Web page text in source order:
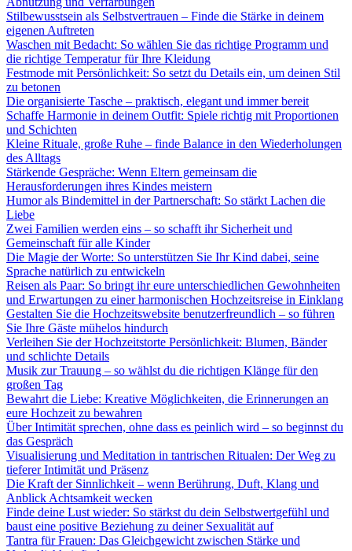
Stilbewusstsein als Selbstvertrauen – Finde die Stärke in deinem
eigenen Auftreten
Waschen mit Bedacht: So wählen Sie das richtige Programm und
die richtige Temperatur für Ihre Kleidung
Festmode mit Persönlichkeit: So setzt du Details ein, um deinen Stil
zu betonen
Die organisierte Tasche – praktisch, elegant und immer bereit
Schaffe Harmonie in deinem Outfit: Spiele richtig mit Proportionen
und Schichten
Kleine Rituale, große Ruhe – finde Balance in den Wiederholungen
des Alltags
Stärkende Gespräche: Wenn Eltern gemeinsam die
Herausforderungen ihres Kindes meistern
Humor als Bindemittel in der Partnerschaft: So stärkt Lachen die
Liebe
Zwei Familien werden eins – so schafft ihr Sicherheit und
Gemeinschaft für alle Kinder
Die Magie der Worte: So unterstützen Sie Ihr Kind dabei, seine
Sprache natürlich zu entwickeln
Reisen als Paar: So bringt ihr eure unterschiedlichen Gewohnheiten
und Erwartungen zu einer harmonischen Hochzeitsreise in Einklang
Gestalten Sie die Hochzeitswebsite benutzerfreundlich – so führen
Sie Ihre Gäste mühelos hindurch
Verleihen Sie der Hochzeitstorte Persönlichkeit: Blumen, Bänder
und schlichte Details
Musik zur Trauung – so wählst du die richtigen Klänge für den
großen Tag
Bewahrt die Liebe: Kreative Möglichkeiten, die Erinnerungen an
eure Hochzeit zu bewahren
Über Intimität sprechen, ohne dass es peinlich wird – so beginnst du
das Gespräch
Visualisierung und Meditation in tantrischen Ritualen: Der Weg zu
tieferer Intimität und Präsenz
Die Kraft der Sinnlichkeit – wenn Berührung, Duft, Klang und
Anblick Achtsamkeit wecken
Finde deine Lust wieder: So stärkst du dein Selbstwertgefühl und
baust eine positive Beziehung zu deiner Sexualität auf
Tantra für Frauen: Das Gleichgewicht zwischen Stärke und